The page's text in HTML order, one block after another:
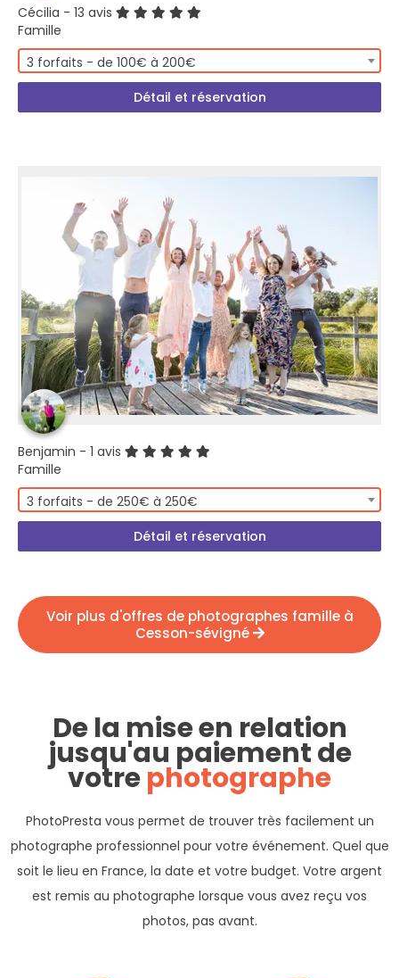
Cécilia - 13 avis
Famille
3 forfaits - de 100€ à 200€
Détail et réservation
Benjamin - 1 avis
Famille
3 forfaits - de 250€ à 250€
Détail et réservation
Voir plus d'offres de photographes famille à
Cesson-sévigné
De la mise en relation
jusqu'au paiement de
votrephotographe
PhotoPresta vous permet de trouver très facilement un
photographe professionnel pour votre événement. Quel que
soit le lieu en France, la date et votre budget. Votre argent
est remis au photographe lorsque vous avez reçu vos
photos, pas avant.